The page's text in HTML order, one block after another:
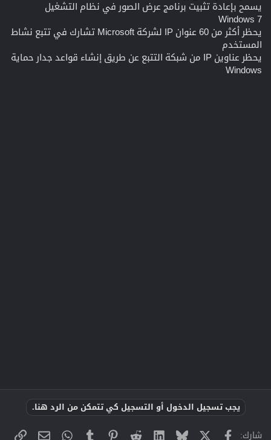
يسمح بإعادة تثبيت برنامج عرض الصور في نظام التشغيل
Windows 7
يحظر أكثر من 60 عنوان IP لشركة Microsoft تشارك في تتبع نشاط
المستخدم
يحظر عناوين IP من شبكة التتبع عن طريق إنشاء قواعد جدار حماية
Windows
يجب تسجيل الدخول أو التسجيل كي تتمكن من الرد هنا.
شارك: فيسبوك Bluesky
LinkedIn
Reddit
Pinterest
Tumblr
WhatsApp
البريد